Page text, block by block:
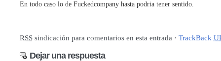
En todo caso lo de Fuckedcompany hasta podria tener sentido.
RSS sindicación para comentarios en esta entrada · TrackBack
Dejar una respuesta